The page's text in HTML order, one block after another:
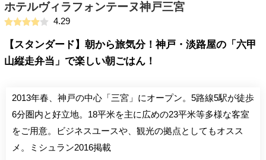
ホテルヴィラフォンテーヌ神戸三宮
4.29
【スタンダード】朝から旅気分！神戸・淡路屋の「六甲
山縦走弁当」で楽しい朝ごはん！
2013年春、神戸の中心「三宮」にオープン。5路線5駅が徒歩
6分圏内と好立地。18平米を主に広めの23平米等多様な客室
をご用意。ビジネスユースや、観光の拠点としてもオスス
メ。ミシュラン2016掲載